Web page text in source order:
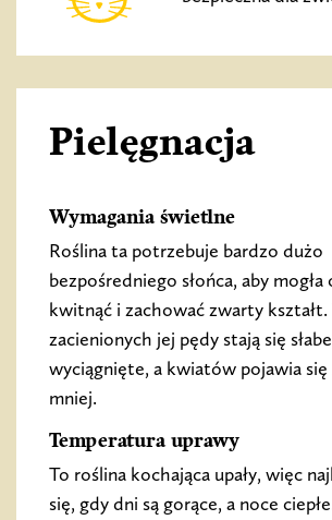
Pielęgnacja
Wymagania świetlne
Roślina ta potrzebuje bardzo dużo
bezpośredniego słońca, aby mogła
kwitnąć i zachować zwarty
zacienionych jej pędy stają się
wyciągnięte, a kwiatów pojawia się
mniej.
Temperatura uprawy
To roślina kochająca upały, więc
się, gdy dni są gorące, a noce